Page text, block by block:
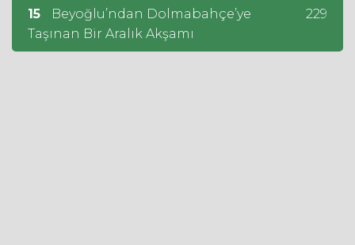
15
Beyoğlu’ndan Dolmabahçe’ye
Taşınan Bir Aralık Akşamı
229